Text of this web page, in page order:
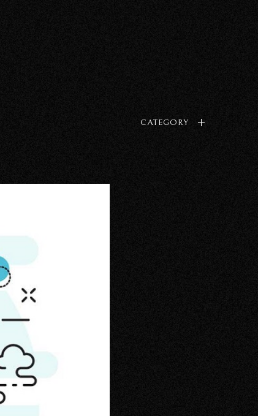
CATEGORY